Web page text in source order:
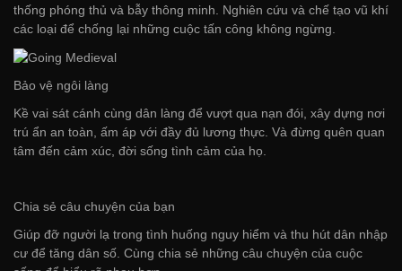
thống phóng thủ và bẫy thông minh. Nghiên cứu và chế tạo vũ khí
các loại để chống lại những cuộc tấn công không ngừng.
Bảo vệ ngôi làng
Kề vai sát cánh cùng dân làng để vượt qua nạn đói, xây dựng nơi
trú ẩn an toàn, ấm áp với đầy đủ lương thực. Và đừng quên quan
tâm đến cảm xúc, đời sống tình cảm của họ.
Chia sẻ câu chuyện của bạn
Giúp đỡ người lạ trong tình huống nguy hiểm và thu hút dân nhập
cư để tăng dân số. Cùng chia sẻ những câu chuyện của cuộc